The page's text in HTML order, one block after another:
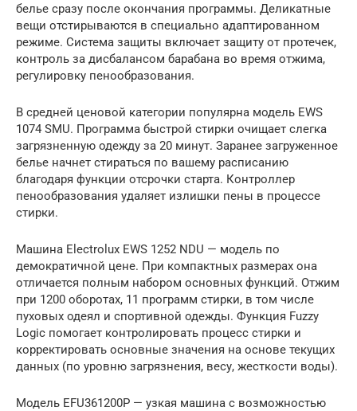
белье сразу после окончания программы. Деликатные
вещи отстирываются в специально адаптированном
режиме. Система защиты включает защиту от протечек,
контроль за дисбалансом барабана во время отжима,
регулировку пенообразования.
В средней ценовой категории популярна модель EWS
1074 SMU. Программа быстрой стирки очищает слегка
загрязненную одежду за 20 минут. Заранее загруженное
белье начнет стираться по вашему расписанию
благодаря функции отсрочки старта. Контроллер
пенообразования удаляет излишки пены в процессе
стирки.
Машина Electrolux EWS 1252 NDU — модель по
демократичной цене. При компактных размерах она
отличается полным набором основных функций. Отжим
при 1200 оборотах, 11 программ стирки, в том числе
пуховых одеял и спортивной одежды. Функция Fuzzy
Logic помогает контролировать процесс стирки и
корректировать основные значения на основе текущих
данных (по уровню загрязнения, весу, жесткости воды).
Модель EFU361200P — узкая машина с возможностью